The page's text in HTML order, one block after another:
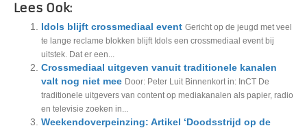
Lees Ook:
Idols blijft crossmediaal event Gericht op de jeugd met veel
te lange reclame blokken blijft Idols een crossmediaal event bij
uitstek. Dat er een...
Crossmediaal uitgeven vanuit traditionele kanalen
valt nog niet mee Door: Peter Luit Binnenkort in: InCT De
traditionele uitgevers van content op mediakanalen als papier, radio
en televisie zoeken in...
Weekendoverpeinzing: Artikel ‘Doodsstrijd op de